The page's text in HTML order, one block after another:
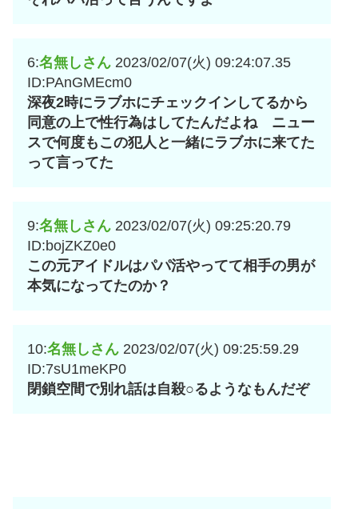
6:名無しさん 2023/02/07(火) 09:24:07.35
ID:PAnGMEcm0
深夜2時にラブホにチェックインしてるから
同意の上で性行為はしてたんだよね ニュー
スで何度もこの犯人と一緒にラブホに来てた
って言ってた
9:名無しさん 2023/02/07(火) 09:25:20.79
ID:bojZKZ0e0
この元アイドルはパパ活やってて相手の男が
本気になってたのか？
10:名無しさん 2023/02/07(火) 09:25:59.29
ID:7sU1meKP0
閉鎖空間で別れ話は自殺○るようなもんだぞ